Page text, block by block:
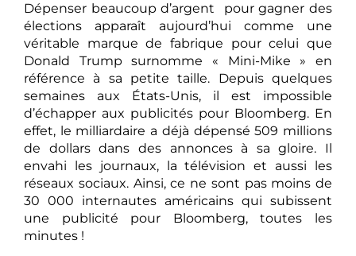
Dépenser beaucoup d’argent pour gagner des
élections apparaît aujourd’hui comme une
véritable marque de fabrique pour celui que
Donald Trump surnomme « Mini-Mike » en
référence à sa petite taille. Depuis quelques
semaines aux États-Unis, il est impossible
d’échapper aux publicités pour Bloomberg. En
effet, le milliardaire a déjà dépensé 509 millions
de dollars dans des annonces à sa gloire. Il
envahi les journaux, la télévision et aussi les
réseaux sociaux. Ainsi, ce ne sont pas moins de
30 000 internautes américains qui subissent
une publicité pour Bloomberg, toutes les
minutes !